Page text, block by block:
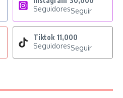
SeguidoresSeguir
Tiktok 11,000
SeguidoresSeguir